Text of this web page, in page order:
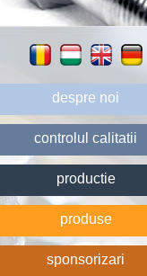
despre noi
controlul calitatii
productie
produse
sponsorizari